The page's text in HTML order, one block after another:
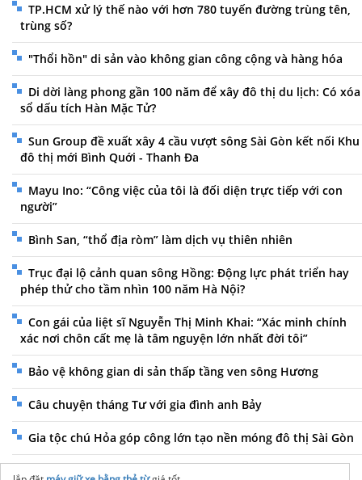
TP.HCM xử lý thế nào với hơn 780 tuyến đường trùng tên,
trùng số?
"Thổi hồn" di sản vào không gian công cộng và hàng hóa
Di dời làng phong gần 100 năm để xây đô thị du lịch: Có xóa
sổ dấu tích Hàn Mặc Tử?
Sun Group đề xuất xây 4 cầu vượt sông Sài Gòn kết nối Khu
đô thị mới Bình Quới - Thanh Đa
Mayu Ino: “Công việc của tôi là đối diện trực tiếp với con
người”
Bình San, “thổ địa ròm” làm dịch vụ thiên nhiên
Trục đại lộ cảnh quan sông Hồng: Động lực phát triển hay
phép thử cho tầm nhìn 100 năm Hà Nội?
Con gái của liệt sĩ Nguyễn Thị Minh Khai: “Xác minh chính
xác nơi chôn cất mẹ là tâm nguyện lớn nhất đời tôi”
Bảo vệ không gian di sản thấp tầng ven sông Hương
Câu chuyện tháng Tư với gia đình anh Bảy
Gia tộc chú Hỏa góp công lớn tạo nền móng đô thị Sài Gòn